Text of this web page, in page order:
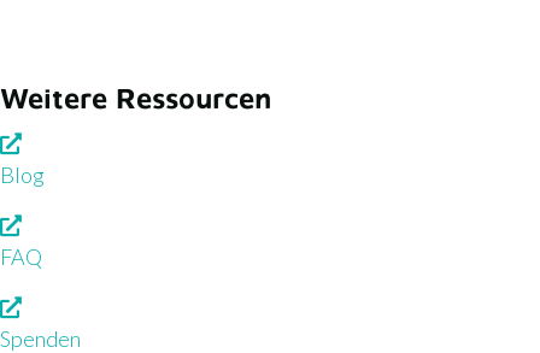
Weitere Ressourcen
Blog
FAQ
Spenden